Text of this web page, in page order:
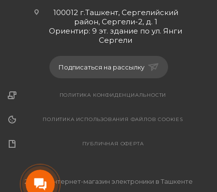
100012 г.Ташкент, Сергелийский
район, Сергели-2, д. 1
Ориентир: 9 эт. здание по ул. Янги
Сергели
Подписаться на рассылку
ПОЛИТИКА КОНФИДЕНЦИАЛЬНОСТИ
ПОЛИТИКА ИСПОЛЬЗОВАНИЯ ФАЙЛОВ COOKIES
ПУБЛИЧНАЯ ОФЕРТА
2026 © Интернет-магазин электроники в Ташкенте